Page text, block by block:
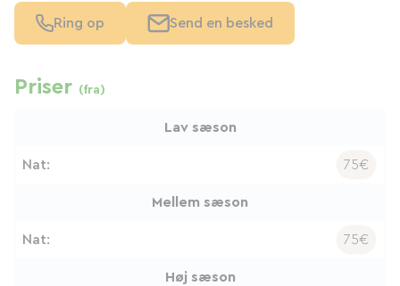
Ring op Send en besked
Priser (fra)
Lav sæson
Nat: 75€
Mellem sæson
Nat: 75€
Høj sæson